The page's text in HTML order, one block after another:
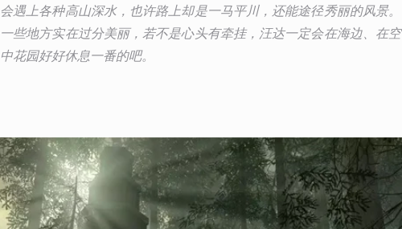
会遇上各种高山深水，也许路上却是一马平川，还能途径秀丽的风景。
一些地方实在过分美丽，若不是心头有牵挂，汪达一定会在海边、在空
中花园好好休息一番的吧。